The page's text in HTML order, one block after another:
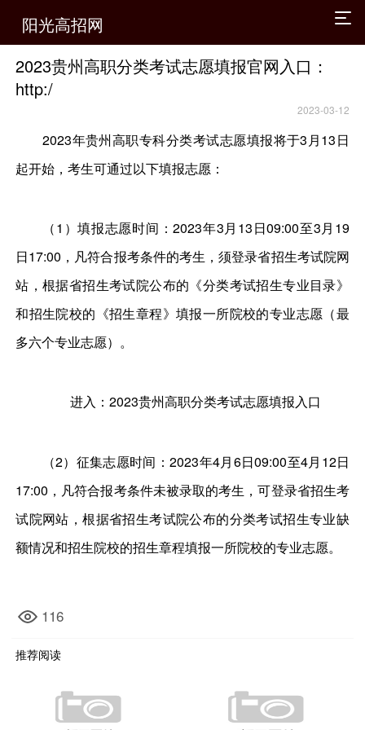
阳光高招网
2023贵州高职分类考试志愿填报官网入口：
http:/
2023-03-12
2023年贵州高职专科分类考试志愿填报将于3月13日
起开始，考生可通过以下填报志愿：
（1）填报志愿时间：2023年3月13日09:00至3月19
日17:00，凡符合报考条件的考生，须登录省招生考试院网
站，根据省招生考试院公布的《分类考试招生专业目录》
和招生院校的《招生章程》填报一所院校的专业志愿（最
多六个专业志愿）。
进入：2023贵州高职分类考试志愿填报入口
（2）征集志愿时间：2023年4月6日09:00至4月12日
17:00，凡符合报考条件未被录取的考生，可登录省招生考
试院网站，根据省招生考试院公布的分类考试招生专业缺
额情况和招生院校的招生章程填报一所院校的专业志愿。
116
推荐阅读